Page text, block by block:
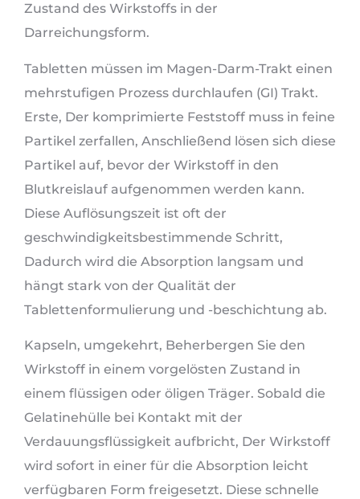
Zustand des Wirkstoffs in der
Darreichungsform.
Tabletten müssen im Magen-Darm-Trakt einen
mehrstufigen Prozess durchlaufen (GI) Trakt.
Erste, Der komprimierte Feststoff muss in feine
Partikel zerfallen, Anschließend lösen sich diese
Partikel auf, bevor der Wirkstoff in den
Blutkreislauf aufgenommen werden kann.
Diese Auflösungszeit ist oft der
geschwindigkeitsbestimmende Schritt,
Dadurch wird die Absorption langsam und
hängt stark von der Qualität der
Tablettenformulierung und -beschichtung ab.
Kapseln, umgekehrt, Beherbergen Sie den
Wirkstoff in einem vorgelösten Zustand in
einem flüssigen oder öligen Träger. Sobald die
Gelatinehülle bei Kontakt mit der
Verdauungsflüssigkeit aufbricht, Der Wirkstoff
wird sofort in einer für die Absorption leicht
verfügbaren Form freigesetzt. Diese schnelle